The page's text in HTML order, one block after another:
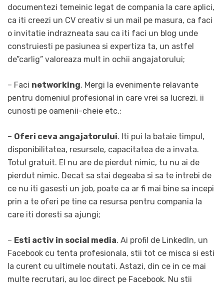
documentezi temeinic legat de compania la care aplici,
ca iti creezi un CV creativ si un mail pe masura, ca faci
o invitatie indrazneata sau ca iti faci un blog unde
construiesti pe pasiunea si expertiza ta, un astfel
de”carlig” valoreaza mult in ochii angajatorului;
– Faci networking. Mergi la evenimente relavante
pentru domeniul profesional in care vrei sa lucrezi, ii
cunosti pe oamenii-cheie etc.;
– Oferi ceva angajatorului. Iti pui la bataie timpul,
disponibilitatea, resursele, capacitatea de a invata.
Totul gratuit. El nu are de pierdut nimic, tu nu ai de
pierdut nimic. Decat sa stai degeaba si sa te intrebi de
ce nu iti gasesti un job, poate ca ar fi mai bine sa incepi
prin a te oferi pe tine ca resursa pentru compania la
care iti doresti sa ajungi;
– Esti activ in social media. Ai profil de LinkedIn, un
Facebook cu tenta profesionala, stii tot ce misca si esti
la curent cu ultimele noutati. Astazi, din ce in ce mai
multe recrutari, au loc direct pe Facebook. Nu stii